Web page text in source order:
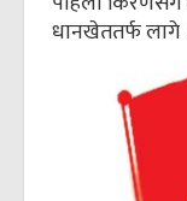
धानखेततर्फ लागे